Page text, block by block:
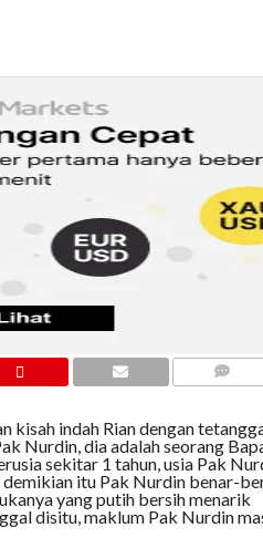
kisah indah Rian dengan
Nurdin, dia adalah seorang
sekitar 1 tahun, usia Pak
demikian itu Pak Nurdin benar-
yang putih bersih menarik
disitu, maklum Pak Nurdin